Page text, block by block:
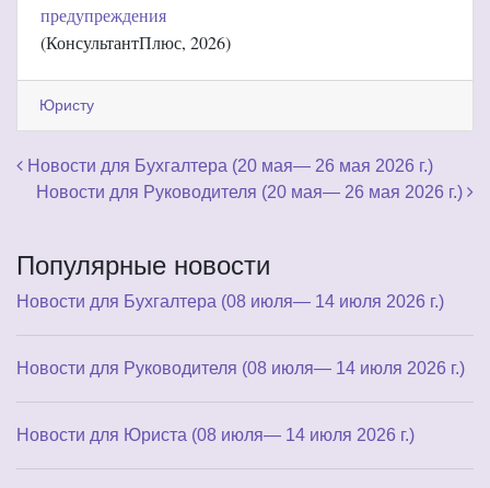
предупреждения
(КонсультантПлюс, 2026)
Юристу
Навигация по записям
Новости для Бухгалтера (20 мая— 26 мая 2026 г.)
Новости для Руководителя (20 мая— 26 мая 2026 г.)
Популярные новости
Новости для Бухгалтера (08 июля— 14 июля 2026 г.)
Новости для Руководителя (08 июля— 14 июля 2026 г.)
Новости для Юриста (08 июля— 14 июля 2026 г.)